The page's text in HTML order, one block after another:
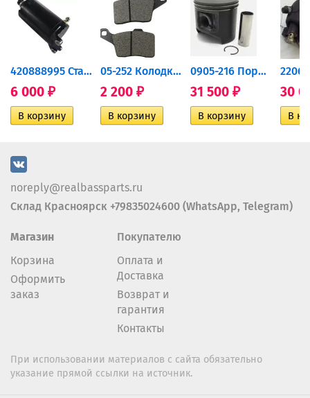
420888995 Стартер для...
6 000 ₽
05-252 Колодки тормозные...
2 200 ₽
0905-216 Поршень Arctic Cat...
31 500 ₽ 30
noreply@realbassparts.ru
Склад Красноярск +79835024600 (WhatsApp, Telegram)
Магазин
Корзина
Оформить
заказ
Покупателю
Оплата и
Доставка
Возврат и
гарантия
Контакты
При использовании материалов с сайта обязательно
указание прямой ссылки на источник.